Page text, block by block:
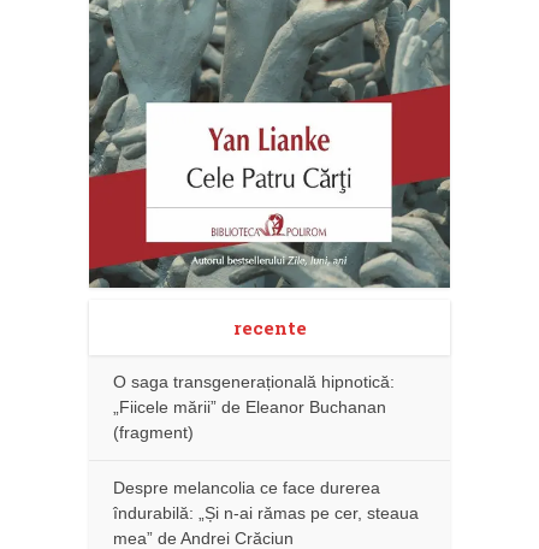
recente
O saga transgenerațională hipnotică:
„Fiicele mării” de Eleanor Buchanan
(fragment)
Despre melancolia ce face durerea
îndurabilă: „Și n-ai rămas pe cer, steaua
mea” de Andrei Crăciun